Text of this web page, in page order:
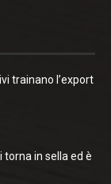
trainano l’export
torna in sella ed è